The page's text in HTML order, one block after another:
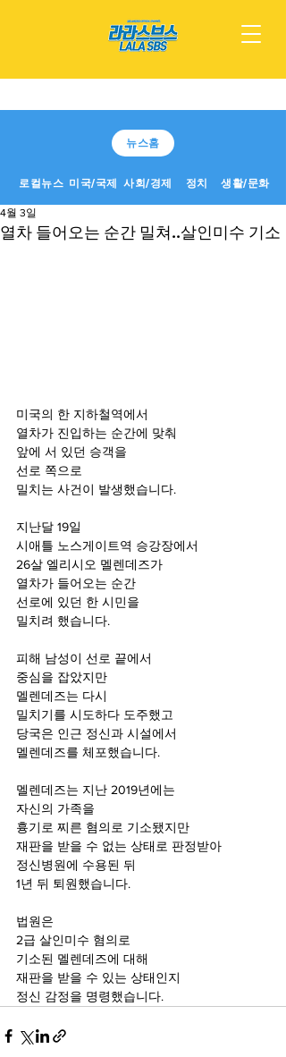
뉴스홈
로컬뉴스 미국/국제 사회/경제 정치 생활/문화
열차 들어오는 순간 밀쳐..살인미수 기소
4월 3일
미국의 한 지하철역에서
열차가 진입하는 순간에 맞춰
앞에 서 있던 승객을
선로 쪽으로
밀치는 사건이 발생했습니다.
지난달 19일
시애틀 노스게이트역 승강장에서
26살 엘리시오 멜렌데즈가
열차가 들어오는 순간
선로에 있던 한 시민을
밀치려 했습니다.
피해 남성이 선로 끝에서
중심을 잡았지만
멜렌데즈는 다시
밀치기를 시도하다 도주했고
당국은 인근 정신과 시설에서
멜렌데즈를 체포했습니다.
멜렌데즈는 지난 2019년에는
자신의 가족을
흉기로 찌른 혐의로 기소됐지만
재판을 받을 수 없는 상태로 판정받아
정신병원에 수용된 뒤
1년 뒤 퇴원했습니다.
법원은
2급 살인미수 혐의로
기소된 멜렌데즈에 대해
재판을 받을 수 있는 상태인지
정신 감정을 명령했습니다.